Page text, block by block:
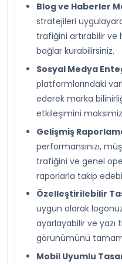
Blog ve Haberler
stratejileri
trafiğini artırabilir
bağlar kurabilirsiniz.
Sosyal Medya
platformlarındaki
ederek marka
etkileşimini
Gelişmiş
performansınızı,
trafiğini ve genel
raporlarla takip
Özelleştirilebilir
uygun olarak
ayarlayabilir ve yazı
görünümünü
Mobil Uyumlu